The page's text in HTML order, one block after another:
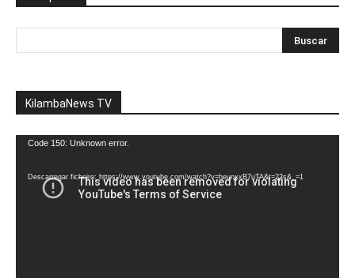
KilambaNews TV
Reprodutor
vídeo
Code 150: Unknown error.
Descarregar ficheiro: https://www.youtube.com/watch?v=heunxxB7uTA&t=22s&_=1